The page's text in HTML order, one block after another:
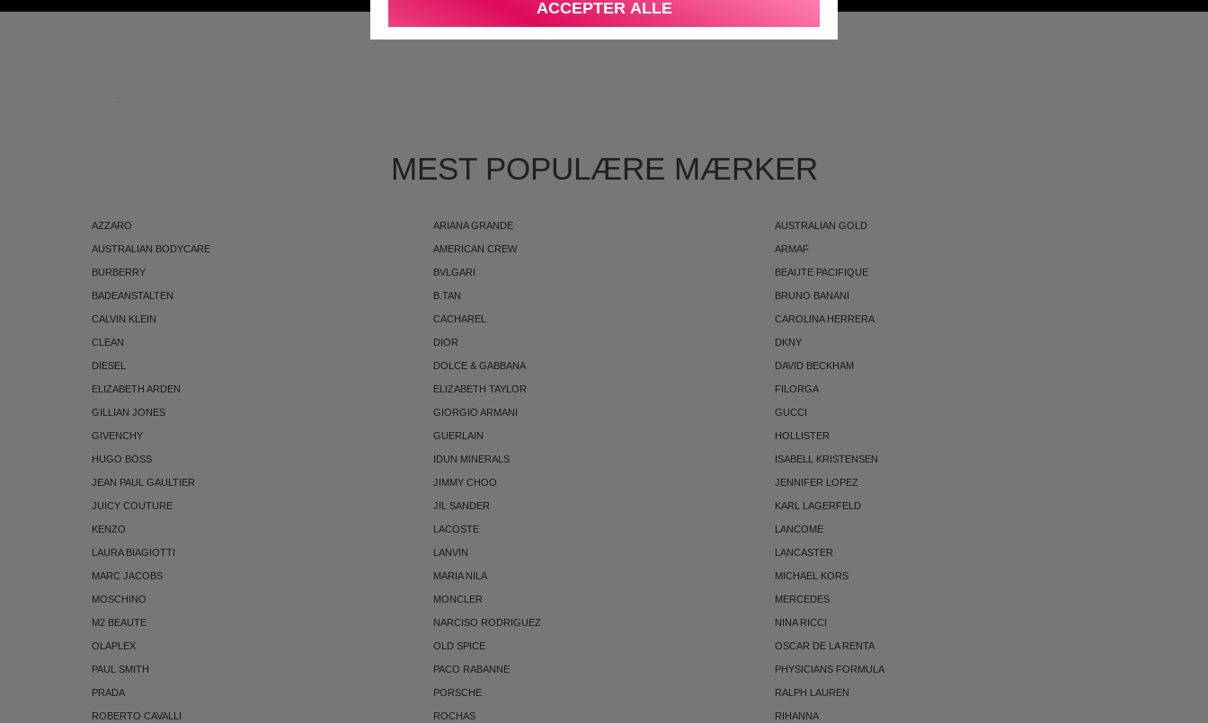
ACCEPTER ALLE
ABONNEMENT SKØNHEDSPRODUKTER
MEST POPULÆRE MÆRKER
AZZARO ARIANA GRANDE AUSTRALIAN GOLD
AUSTRALIAN BODYCARE AMERICAN CREW ARMAF
BURBERRY BVLGARI BEAUTE PACIFIQUE
BADEANSTALTEN B.TAN BRUNO BANANI
CALVIN KLEIN CACHAREL CAROLINA HERRERA
CLEAN DIOR DKNY
DIESEL DOLCE & GABBANA DAVID BECKHAM
ELIZABETH ARDEN ELIZABETH TAYLOR FILORGA
GILLIAN JONES GIORGIO ARMANI GUCCI
GIVENCHY GUERLAIN HOLLISTER
HUGO BOSS IDUN MINERALS ISABELL KRISTENSEN
JEAN PAUL GAULTIER JIMMY CHOO JENNIFER LOPEZ
JUICY COUTURE JIL SANDER KARL LAGERFELD
KENZO LACOSTE LANCOME
LAURA BIAGIOTTI LANVIN LANCASTER
MARC JACOBS MARIA NILA MICHAEL KORS
MOSCHINO MONCLER MERCEDES
M2 BEAUTE NARCISO RODRIGUEZ NINA RICCI
OLAPLEX OLD SPICE OSCAR DE LA RENTA
PAUL SMITH PACO RABANNE PHYSICIANS FORMULA
PRADA PORSCHE RALPH LAUREN
ROBERTO CAVALLI ROCHAS RIHANNA